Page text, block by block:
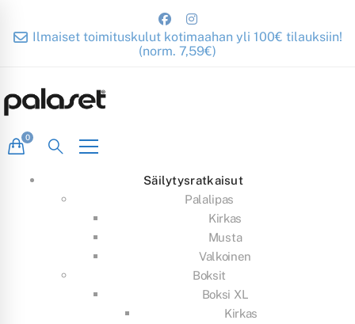
Ilmaiset toimituskulut kotimaahan yli 100€ tilauksiin!
(norm. 7,59€)
Säilytysratkaisut
Palalipas
Kirkas
Musta
Valkoinen
Boksit
Boksi XL
Kirkas